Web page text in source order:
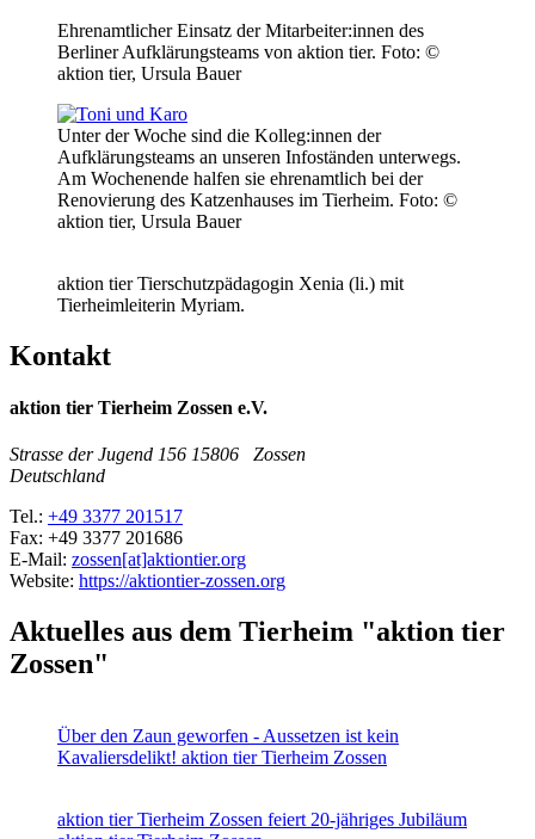
Ehrenamtlicher Einsatz der Mitarbeiter:innen des
Berliner Aufklärungsteams von aktion tier. Foto: ©
aktion tier, Ursula Bauer
Unter der Woche sind die Kolleg:innen der
Aufklärungsteams an unseren Infoständen unterwegs.
Am Wochenende halfen sie ehrenamtlich bei der
Renovierung des Katzenhauses im Tierheim. Foto: ©
aktion tier, Ursula Bauer
aktion tier Tierschutzpädagogin Xenia (li.) mit
Tierheimleiterin Myriam.
Kontakt
aktion tier Tierheim Zossen e.V.
Strasse der Jugend 156 15806
Zossen
Deutschland
Tel.: +49 3377 201517
Fax: +49 3377 201686
E-Mail: zossen[at]aktiontier.org
Website: https://aktiontier-zossen.org
Aktuelles aus dem Tierheim "aktion tier
Zossen"
Über den Zaun geworfen - Aussetzen ist kein
Kavaliersdelikt! aktion tier Tierheim Zossen
aktion tier Tierheim Zossen feiert 20-jähriges Jubiläum